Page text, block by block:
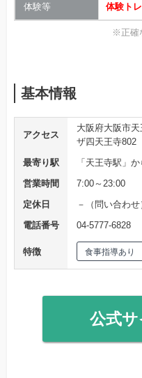
体験等 体験ト
※正確
基本情報
アクセス
大阪府大阪市
ザ四天王寺802
最寄り駅
「天王寺駅」
営業時間
7:00～23:00
定休日
－（問い合わせ
電話番号
04-5777-6828
特徴 食事指導あり
公式